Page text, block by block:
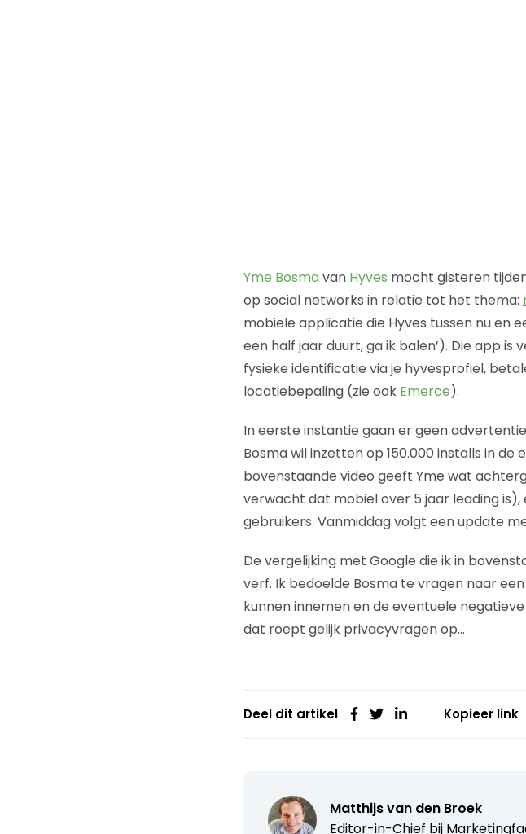
Yme Bosma van Hyves mocht gisteren
op social networks in relatie tot het thema:
mobiele applicatie die Hyves tussen nu en
een half jaar duurt, ga ik balen’). Die app
fysieke identificatie via je hyvesprofiel,
locatiebepaling (zie ook Emerce).
In eerste instantie gaan er geen
Bosma wil inzetten op 150.000 installs in
bovenstaande video geeft Yme wat
verwacht dat mobiel over 5 jaar leading is),
gebruikers. Vanmiddag volgt een update
De vergelijking met Google die ik in
verf. Ik bedoelde Bosma te vragen naar
kunnen innemen en de eventuele
dat roept gelijk privacyvragen op…
Deel dit artikel Kopieer link
Matthijs van den Broek
Editor-in-Chief bij